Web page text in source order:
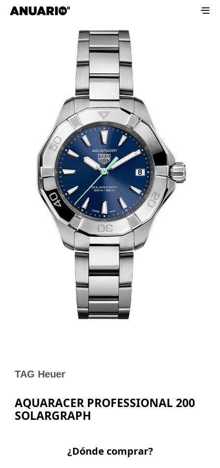
TAG Heuer
AQUARACER PROFESSIONAL 200
SOLARGRAPH
¿Dónde comprar?